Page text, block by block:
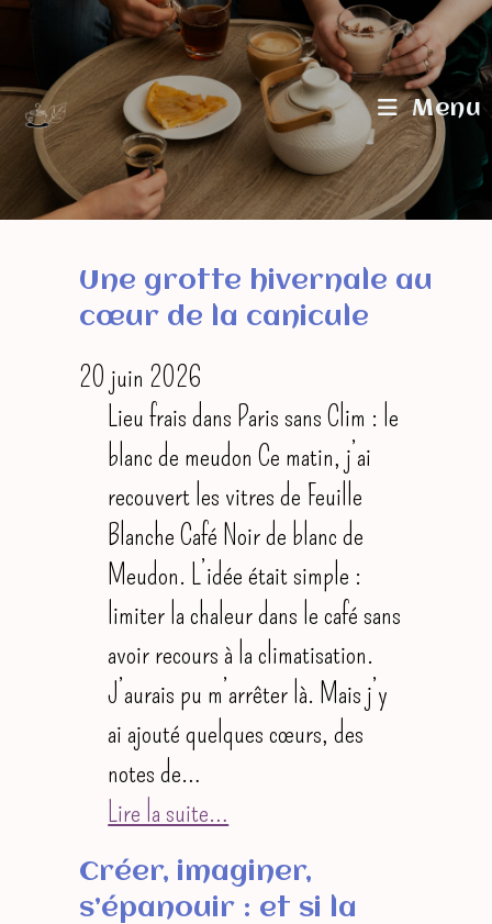
Skip
Menu
Une grotte hivernale au
cœur de la canicule
20 juin 2026
Lieu frais dans Paris sans Clim : le
blanc de meudon Ce matin, j’ai
recouvert les vitres de Feuille
Blanche Café Noir de blanc de
Meudon. L’idée était simple :
limiter la chaleur dans le café sans
avoir recours à la climatisation.
J’aurais pu m’arrêter là. Mais j’y
ai ajouté quelques cœurs, des
notes de…
Lire la suite…
Créer, imaginer,
s’épanouir : et si la